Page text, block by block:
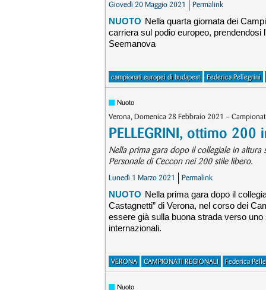
Giovedì 20 Maggio 2021 Permalink
NUOTO Nella quarta giornata dei
carriera sul podio europeo,
Seemanova
campionati europei di budapest Federica Pellegrini
Nuoto
Verona, Domenica 28 Febbraio 2021 –
PELLEGRINI, ottimo 200
Nella prima gara dopo il collegiale in altura
Personale di Ceccon nei 200 stile libero.
Lunedì 1 Marzo 2021 Permalink
NUOTO Nella prima gara dopo il
Castagnetti” di Verona, nel corso dei
essere già sulla buona strada verso
internazionali.
VERONA CAMPIONATI REGIONALI Federica
Nuoto